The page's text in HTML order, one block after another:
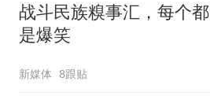
战斗民族糗事汇，每个都
是爆笑
新媒体 8跟贴